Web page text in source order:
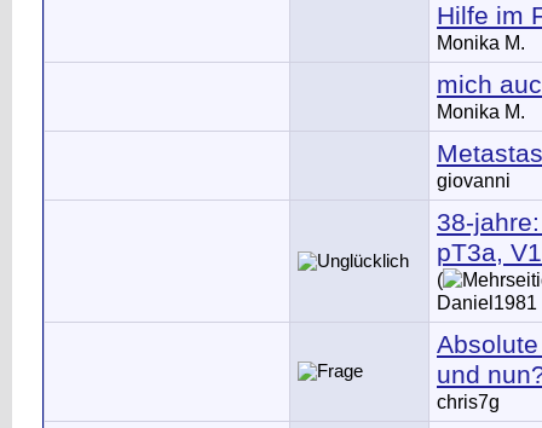
Hilfe im
Monika M.
mich
Monika M.
giovanni
38-
pT3a,
(
Daniel1981
und
chris7g